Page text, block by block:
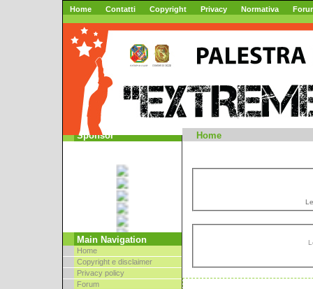
Home Contatti Copyright Privacy Normativa
Sponsor
Main Navigation
Home
Copyright e disclaimer
Privacy policy
Forum
Home